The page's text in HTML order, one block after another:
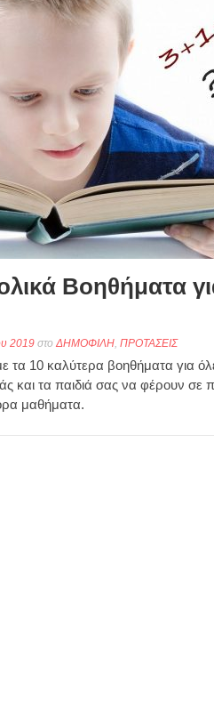
Βοηθήματα
2019 στο ΔΗΜΟΦΙΛΗ, ΠΡΟΤΑΣΕΙΣ
10 καλύτερα βοηθήματα για όλες
και τα παιδιά σας να φέρουν σε
μαθήματα.